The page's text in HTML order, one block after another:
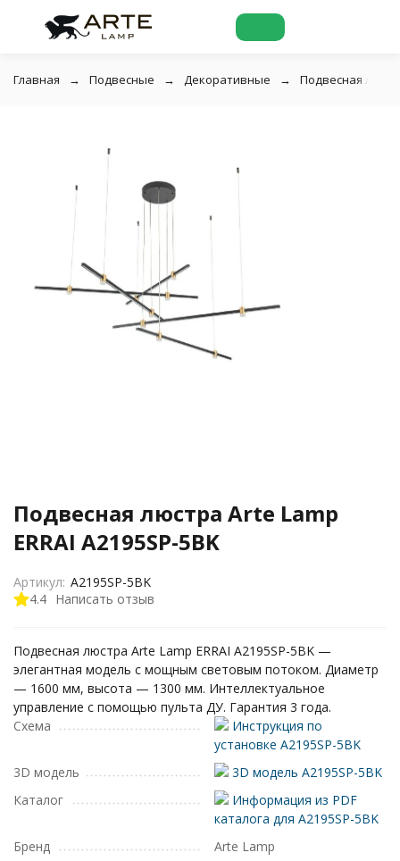
Главная Подвесные Декоративные Подвесная
Подвесная люстра Arte Lamp
ERRAI A2195SP-5BK
4.4 Написать отзыв
Артикул: A2195SP-5BK
Подвесная люстра Arte Lamp ERRAI A2195SP-5BK —
элегантная модель с мощным световым потоком. Диаметр
— 1600 мм, высота — 1300 мм. Интеллектуальное
управление с помощью пульта ДУ. Гарантия 3 года.
Схема
Инструкция по
установке A2195SP-5BK
3D модель
3D модель A2195SP-5BK
Каталог
Информация из PDF
каталога для A2195SP-5BK
Бренд
Arte Lamp